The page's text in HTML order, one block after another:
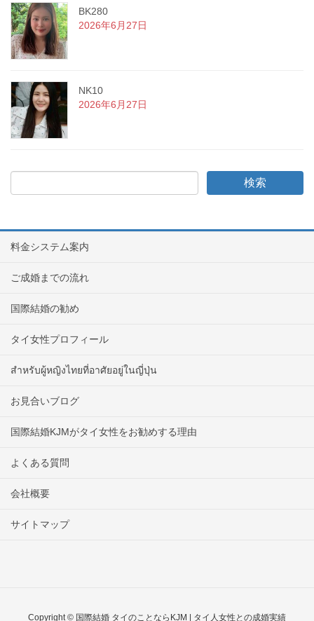
BK280
2026年6月27日
NK10
2026年6月27日
料金システム案内
ご成婚までの流れ
国際結婚の勧め
タイ女性プロフィール
สำหรับผู้หญิงไทยที่อาศัยอยู่ในญี่ปุ่น
お見合いブログ
国際結婚KJMがタイ女性をお勧めする理由
よくある質問
会社概要
サイトマップ
Copyright © 国際結婚 タイのことならKJM | タイ人女性との成婚実績